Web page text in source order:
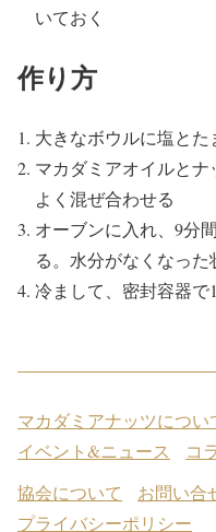
いておく
作り方
大きなボウルに塩とた
マカダミアオイルと
よく混ぜ合わせる
オーブンに入れ、9分
る。水分がなくなっ
冷まして、密封容器で
マカダミアナッツについ
イベント&ニュース
コ
協会について
お問い合
プライバシーポリシー